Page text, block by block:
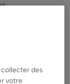
pour
des
votre